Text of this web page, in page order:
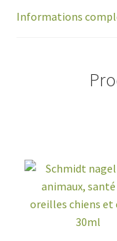
Informations